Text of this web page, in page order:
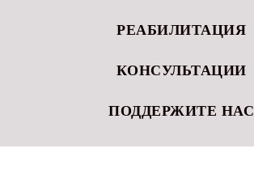
РЕАБИЛИТАЦИЯ
КОНСУЛЬТАЦИИ
ПОДДЕРЖИТЕ НАС